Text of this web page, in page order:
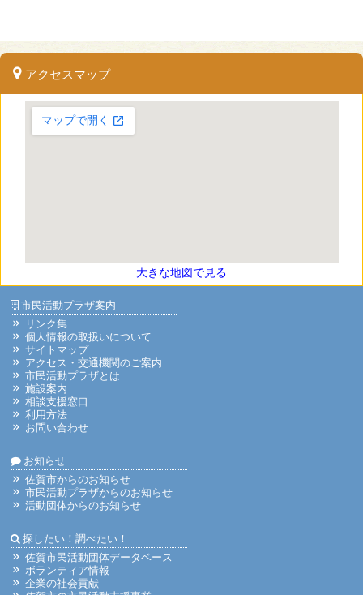
アクセスマップ
大きな地図で見る
市民活動プラザ案内
リンク集
個人情報の取扱いについて
サイトマップ
アクセス・交通機関のご案内
市民活動プラザとは
施設案内
相談支援窓口
利用方法
お問い合わせ
お知らせ
佐賀市からのお知らせ
市民活動プラザからのお知らせ
活動団体からのお知らせ
探したい！調べたい！
佐賀市民活動団体データベース
ボランティア情報
企業の社会貢献